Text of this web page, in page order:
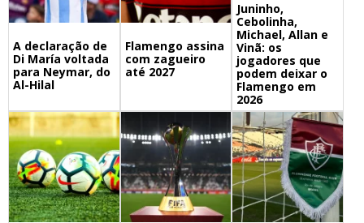
A declaração de
Di María voltada
para Neymar, do
Al-Hilal
Flamengo assina
com zagueiro
até 2027
Juninho,
Cebolinha,
Michael, Allan e
Vinã: os
jogadores que
podem deixar o
Flamengo em
2026